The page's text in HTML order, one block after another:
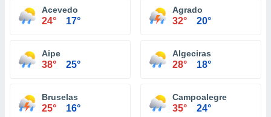
Acevedo
24° 17°
Agrado
32° 20°
Aipe
38° 25°
Algeciras
28° 18°
Bruselas
25° 16°
Campoalegre
35° 24°